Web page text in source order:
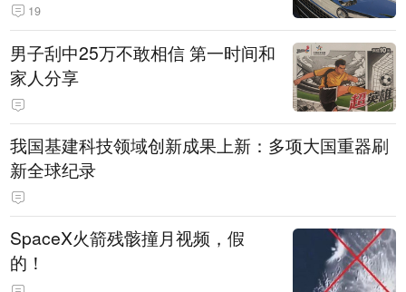
19
男子刮中25万不敢相信 第一时间和
家人分享
我国基建科技领域创新成果上新：多项大国重器刷
新全球纪录
SpaceX火箭残骸撞月视频，假
的！